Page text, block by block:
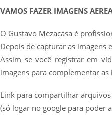
VAMOS FAZER IMAGENS
O Gustavo Mezacasa é
Depois de capturar as imagens
Assim se você registrar em
imagens para complementar as
Link para compartilhar arquivos
(só logar no google para poder